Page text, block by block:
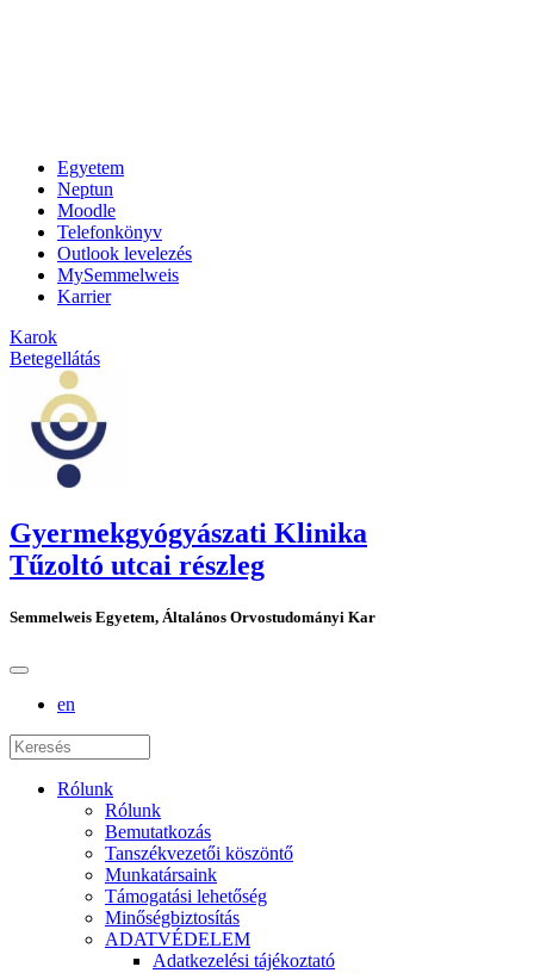
Egyetem
Neptun
Moodle
Telefonkönyv
Outlook levelezés
MySemmelweis
Karrier
Karok
Betegellátás
Gyermekgyógyászati Klinika
Tűzoltó utcai részleg
Semmelweis Egyetem, Általános Orvostudományi Kar
en
Rólunk
Rólunk
Bemutatkozás
Tanszékvezetői köszöntő
Munkatársaink
Támogatási lehetőség
Minőségbiztosítás
ADATVÉDELEM
Adatkezelési tájékoztató